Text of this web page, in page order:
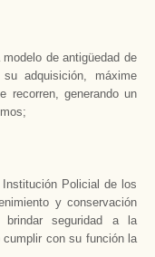
de antigüedad de
adquisición, máxime
recorren, generando un
Policial de los
y conservación
seguridad a la
con su función la